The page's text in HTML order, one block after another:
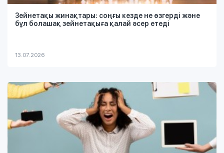
Зейнетақы жинақтары: соңғы кезде не өзгерді және
бұл болашақ зейнетақыға қалай әсер етеді
13.07.2026